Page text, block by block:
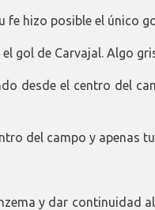
fe hizo posible el único
gol de Carvajal. Algo
desde el centro del
del campo y apenas
y dar continuidad